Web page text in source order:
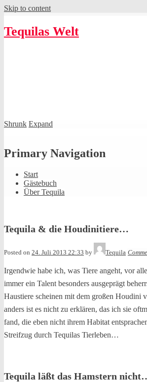
Skip to content
Tequilas Welt
Shrunk Expand
Primary Navigation
Start
Gästebuch
Über Tequila
Tequila & die Houdinitiere…
Posted on 24. Juli 2013 22:33 by Tequila
Irgendwie habe ich, was Tiere angeht, vor
immer ein Talent besonders ausgeprägt
Haustiere scheinen mit dem großen Houdini
anders ist es nicht zu erklären, das ich sie
fand, die eben nicht ihrem Habitat
Streifzug durch Tequilas Tierleben…
Tequila läßt das Hamstern